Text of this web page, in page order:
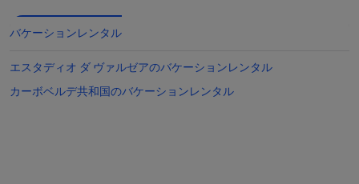
バケーションレンタル
エスタディオ ダ ヴァルゼアのバケーションレンタル
カーボベルデ共和国のバケーションレンタル